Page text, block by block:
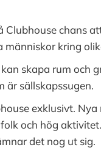
Clubhouse chans
människor kring
skapa rum och
är sällskapssugen.
exklusivt.
och hög
det nog ut sig.